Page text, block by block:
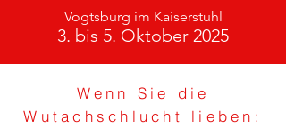
Vogtsburg im Kaiserstuhl
3. bis 5. Oktober 2025
Wenn Sie die
Wutachschlucht lieben: